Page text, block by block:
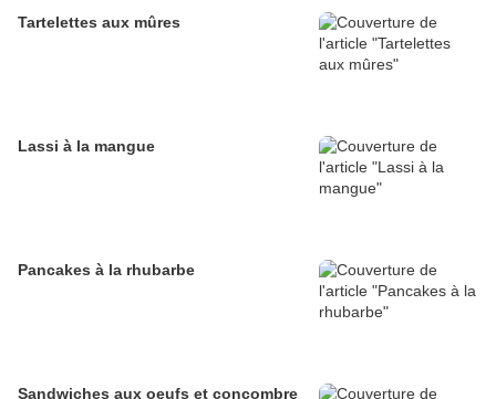
Tartelettes aux mûres
Lassi à la mangue
Pancakes à la rhubarbe
Sandwiches aux oeufs et concombre